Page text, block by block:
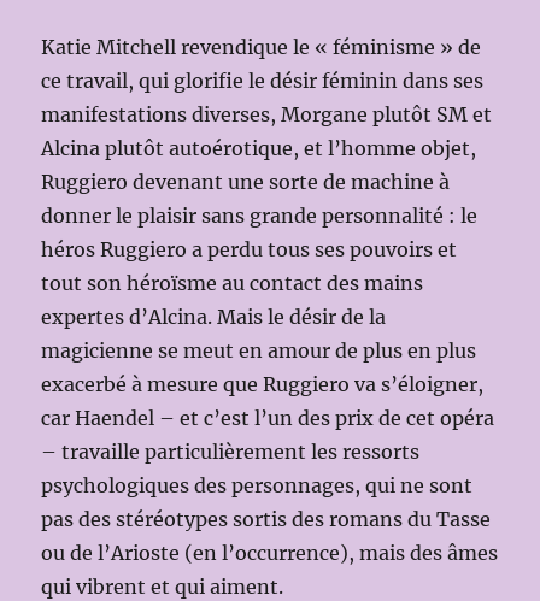
Katie Mitchell revendique le « féminisme » de
ce travail, qui glorifie le désir féminin dans ses
manifestations diverses, Morgane plutôt SM et
Alcina plutôt autoérotique, et l’homme objet,
Ruggiero devenant une sorte de machine à
donner le plaisir sans grande personnalité : le
héros Ruggiero a perdu tous ses pouvoirs et
tout son héroïsme au contact des mains
expertes d’Alcina. Mais le désir de la
magicienne se meut en amour de plus en plus
exacerbé à mesure que Ruggiero va s’éloigner,
car Haendel – et c’est l’un des prix de cet opéra
– travaille particulièrement les ressorts
psychologiques des personnages, qui ne sont
pas des stéréotypes sortis des romans du Tasse
ou de l’Arioste (en l’occurrence), mais des âmes
qui vibrent et qui aiment.